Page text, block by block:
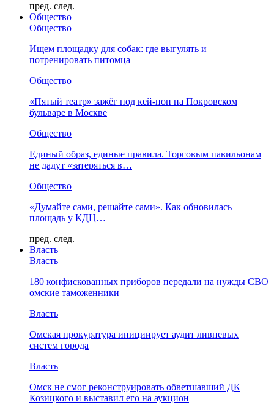
пред. след.
Общество
Общество
Ищем площадку для собак: где выгулять и
потренировать питомца
Общество
«Пятый театр» зажёг под кей-поп на Покровском
бульваре в Москве
Общество
Единый образ, единые правила. Торговым павильонам
не дадут «затеряться в…
Общество
«Думайте сами, решайте сами». Как обновилась
площадь у КДЦ…
пред. след.
Власть
Власть
180 конфискованных приборов передали на нужды СВО
омские таможенники
Власть
Омская прокуратура инициирует аудит ливневых
систем города
Власть
Омск не смог реконструировать обветшавший ДК
Козицкого и выставил его на аукцион